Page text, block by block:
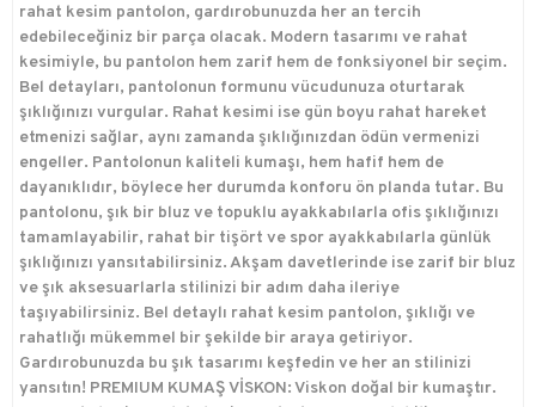
rahat kesim pantolon, gardırobunuzda her an tercih
edebileceğiniz bir parça olacak. Modern tasarımı ve rahat
kesimiyle, bu pantolon hem zarif hem de fonksiyonel bir seçim.
Bel detayları, pantolonun formunu vücudunuza oturtarak
şıklığınızı vurgular. Rahat kesimi ise gün boyu rahat hareket
etmenizi sağlar, aynı zamanda şıklığınızdan ödün vermenizi
engeller. Pantolonun kaliteli kumaşı, hem hafif hem de
dayanıklıdır, böylece her durumda konforu ön planda tutar. Bu
pantolonu, şık bir bluz ve topuklu ayakkabılarla ofis şıklığınızı
tamamlayabilir, rahat bir tişört ve spor ayakkabılarla günlük
şıklığınızı yansıtabilirsiniz. Akşam davetlerinde ise zarif bir bluz
ve şık aksesuarlarla stilinizi bir adım daha ileriye
taşıyabilirsiniz. Bel detaylı rahat kesim pantolon, şıklığı ve
rahatlığı mükemmel bir şekilde bir araya getiriyor.
Gardırobunuzda bu şık tasarımı keşfedin ve her an stilinizi
yansıtın! PREMIUM KUMAŞ VİSKON: Viskon doğal bir kumaştır.